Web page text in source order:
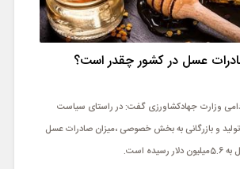
ورزشی
حوادث
سبک زندگی
چند رسانه ای
عسل در کشور چقدر است؟
وزارت جهادکشاورزی گفت: در راستای سیاست
و بازرگانی به بخش خصوصی ،میزان صادرات عسل
است.